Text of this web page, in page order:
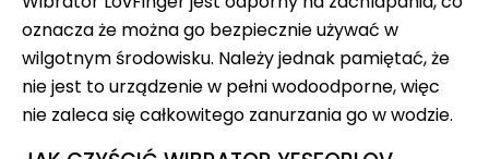
oznacza że można go bezpiecznie używać w
wilgotnym środowisku. Należy jednak pamiętać, że
nie jest to urządzenie w pełni wodoodporne, więc
nie zaleca się całkowitego zanurzania go w wodzie.